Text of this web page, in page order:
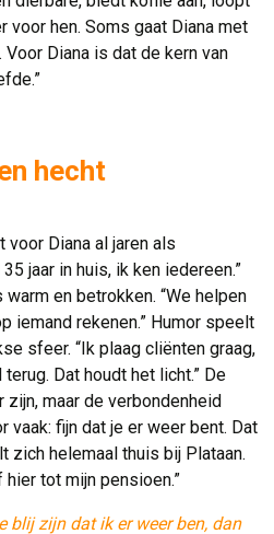
voor hen. Soms gaat Diana met
Voor Diana is dat de kern van
hecht
Diana al jaren als
jaar in huis, ik ken iedereen.”
en betrokken. “We helpen
iemand rekenen.” Humor speelt
sfeer. “Ik plaag cliënten graag,
Dat houdt het licht.” De
maar de verbondenheid
vaak: fijn dat je er weer bent. Dat
zich helemaal thuis bij Plataan.
tot mijn pensioen.”
blij zijn dat ik er weer ben, dan